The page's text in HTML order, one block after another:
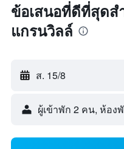
ข้อเสนอที่ดีที่สุด
แกรนวิลล์
ส. 15/8
ผู้เข้าพัก 2 คน, ห้องพั